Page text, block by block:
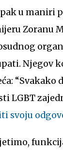
pak u maniri
Zoranu
Njegov
LGBT
svoju